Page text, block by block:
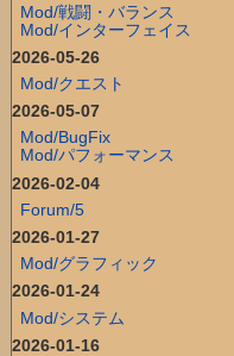
Mod/戦闘・バランス
Mod/インターフェイス
2026-05-26
Mod/クエスト
2026-05-07
Mod/BugFix
Mod/パフォーマンス
2026-02-04
Forum/5
2026-01-27
Mod/グラフィック
2026-01-24
Mod/システム
2026-01-16